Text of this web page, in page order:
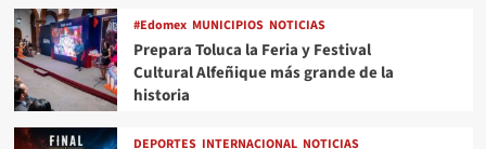
#Edomex MUNICIPIOS NOTICIAS
Prepara Toluca la Feria y Festival
Cultural Alfeñique más grande de la
historia
DEPORTES INTERNACIONAL NOTICIAS